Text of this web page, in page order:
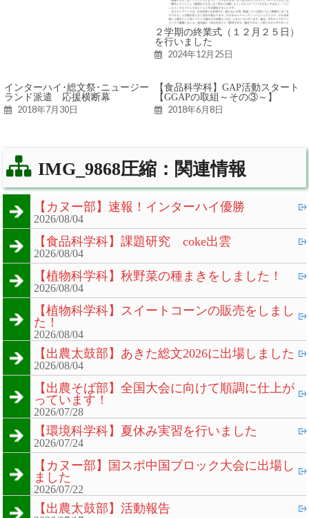
２学期の終業式（１２月２５日）
を行いました
2024年12月25日
インターハイ･総文祭･ニュージー
ランド派遣 応援横断幕
2018年7月30日
【食品科学科】GAP活動スタート
【GGAPの取組～その③～】
2018年6月8日
IMG_9868圧縮：関連情報
【カヌー部】速報！インターハイ優勝
2026/08/04
【食品科学科】課題研究 coke出雲
2026/08/04
【植物科学科】秋野菜の種まきをしました！
2026/08/04
【植物科学科】スイートコーンの販売をしまし
た！
2026/08/04
【出農太鼓部】あきた総文2026に出場しました
2026/08/04
【出農そば部】全国大会に向けて順調に仕上が
っています！
2026/07/28
【環境科学科】夏休み実習を行いました
2026/07/24
【カヌー部】国スポ中国ブロック大会に出場し
ました
2026/07/22
【出農太鼓部】活動報告